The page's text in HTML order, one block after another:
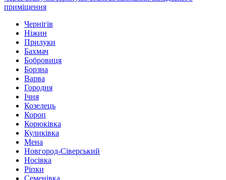
приміщення
Чернігів
Ніжин
Прилуки
Бахмач
Бобровиця
Борзна
Варва
Городня
Ічня
Козелець
Короп
Корюківка
Куликівка
Мена
Новгород-Сіверський
Носівка
Ріпки
Семенівка